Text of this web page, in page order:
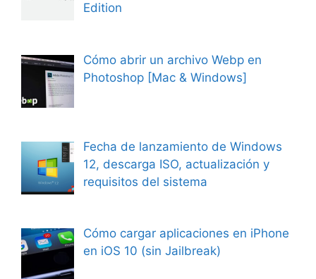
Edition
Cómo abrir un archivo Webp en
Photoshop [Mac & Windows]
Fecha de lanzamiento de Windows
12, descarga ISO, actualización y
requisitos del sistema
Cómo cargar aplicaciones en iPhone
en iOS 10 (sin Jailbreak)